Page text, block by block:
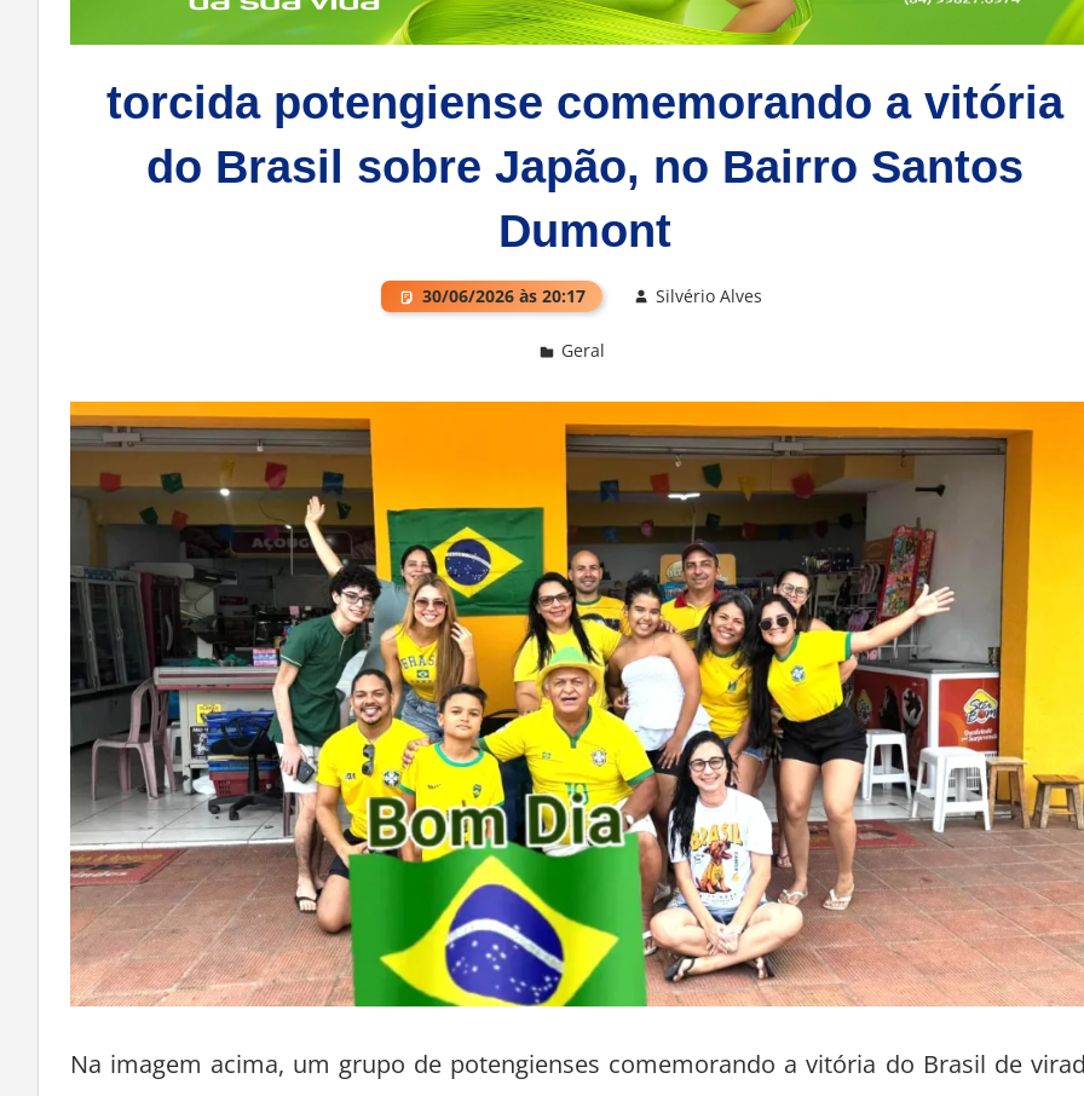
torcida potengiense comemorando a vitória
do Brasil sobre Japão, no Bairro Santos
Dumont
30/06/2026 às 20:17
Na imagem acima, um grupo de potengienses comemorando a vitória do Brasil de